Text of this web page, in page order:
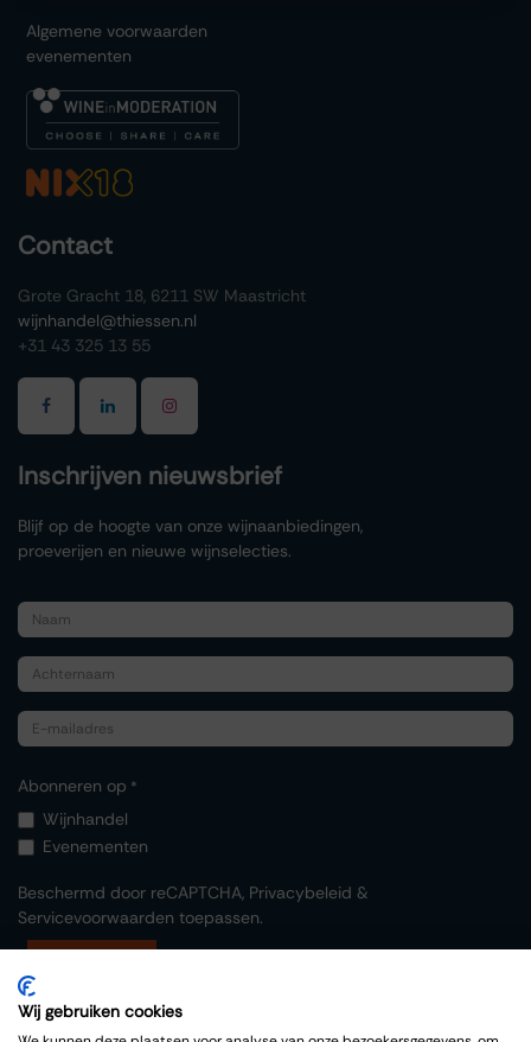
Algemene voorwaarden
evenementen
Contact
Grote Gracht 18, 6211 SW Maastricht
wijnhandel@thiessen.nl
+31 43 325 13 55
Inschrijven nieuwsbrief
Blijf op de hoogte van onze wijnaanbiedingen,
proeverijen en nieuwe wijnselecties.
Abonneren op *
Wijnhandel
Evenementen
Beschermd door reCAPTCHA, Privacybeleid &
Servicevoorwaarden toepassen.
Wij gebruiken cookies